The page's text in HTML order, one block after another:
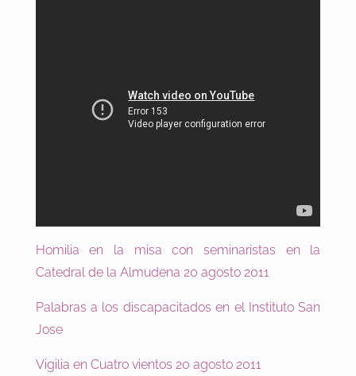
Homilia en la misa con seminaristas en la
Catedral de la Almudena 20 agosto 2011
Palabras a los discapacitados en el Instituto San
Jose
Vigilia en Cuatro vientos 20 agosto 2011